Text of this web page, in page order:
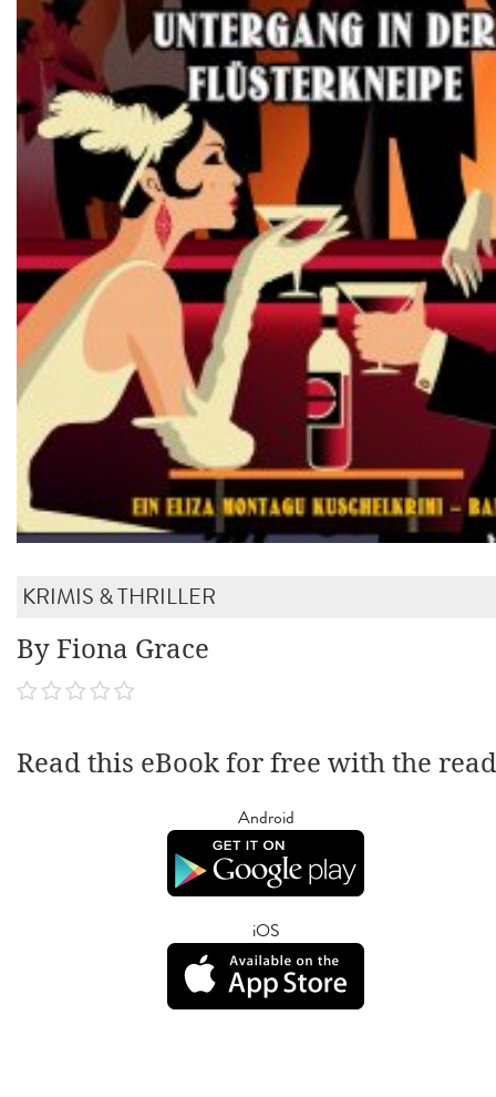
KRIMIS & THRILLER
By Fiona Grace
Read this eBook for free with the
Android
iOS